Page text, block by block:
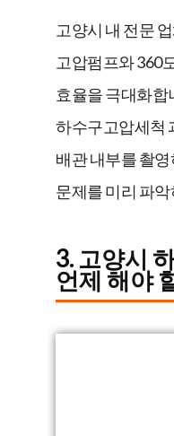
고양시 내 전문
고압펌프와 360
효율을 극대화합
하수구고압세척
배관 내부를 촬
문제를 미리 파
3. 고양시
언제 해야